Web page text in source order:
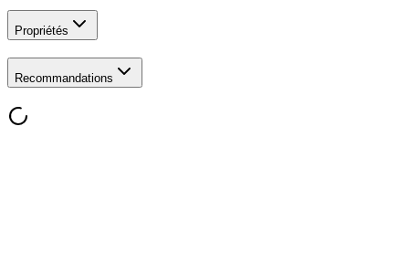
Propriétés
Recommandations